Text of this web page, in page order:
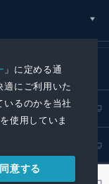
」に定める通
適にご利用いた
いるのかを当社
使用していま
同意する
ーポリシー